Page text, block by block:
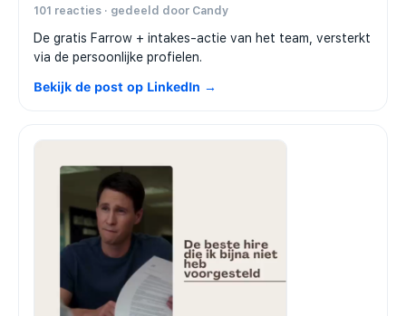
101 reacties · gedeeld door Candy
De gratis Farrow + intakes-actie van het team, versterkt
via de persoonlijke profielen.
Bekijk de post op LinkedIn →